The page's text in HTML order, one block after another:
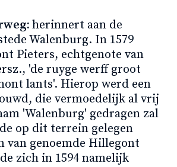
herinnert aan de
Walenburg. In 1579
Pieters, echtgenote van
'de ruyge werff groot
lants'. Hierop werd een
die vermoedelijk al vrij
'Walenburg' gedragen zal
op dit terrein gelegen
van genoemde Hillegont
zich in 1594 namelijk